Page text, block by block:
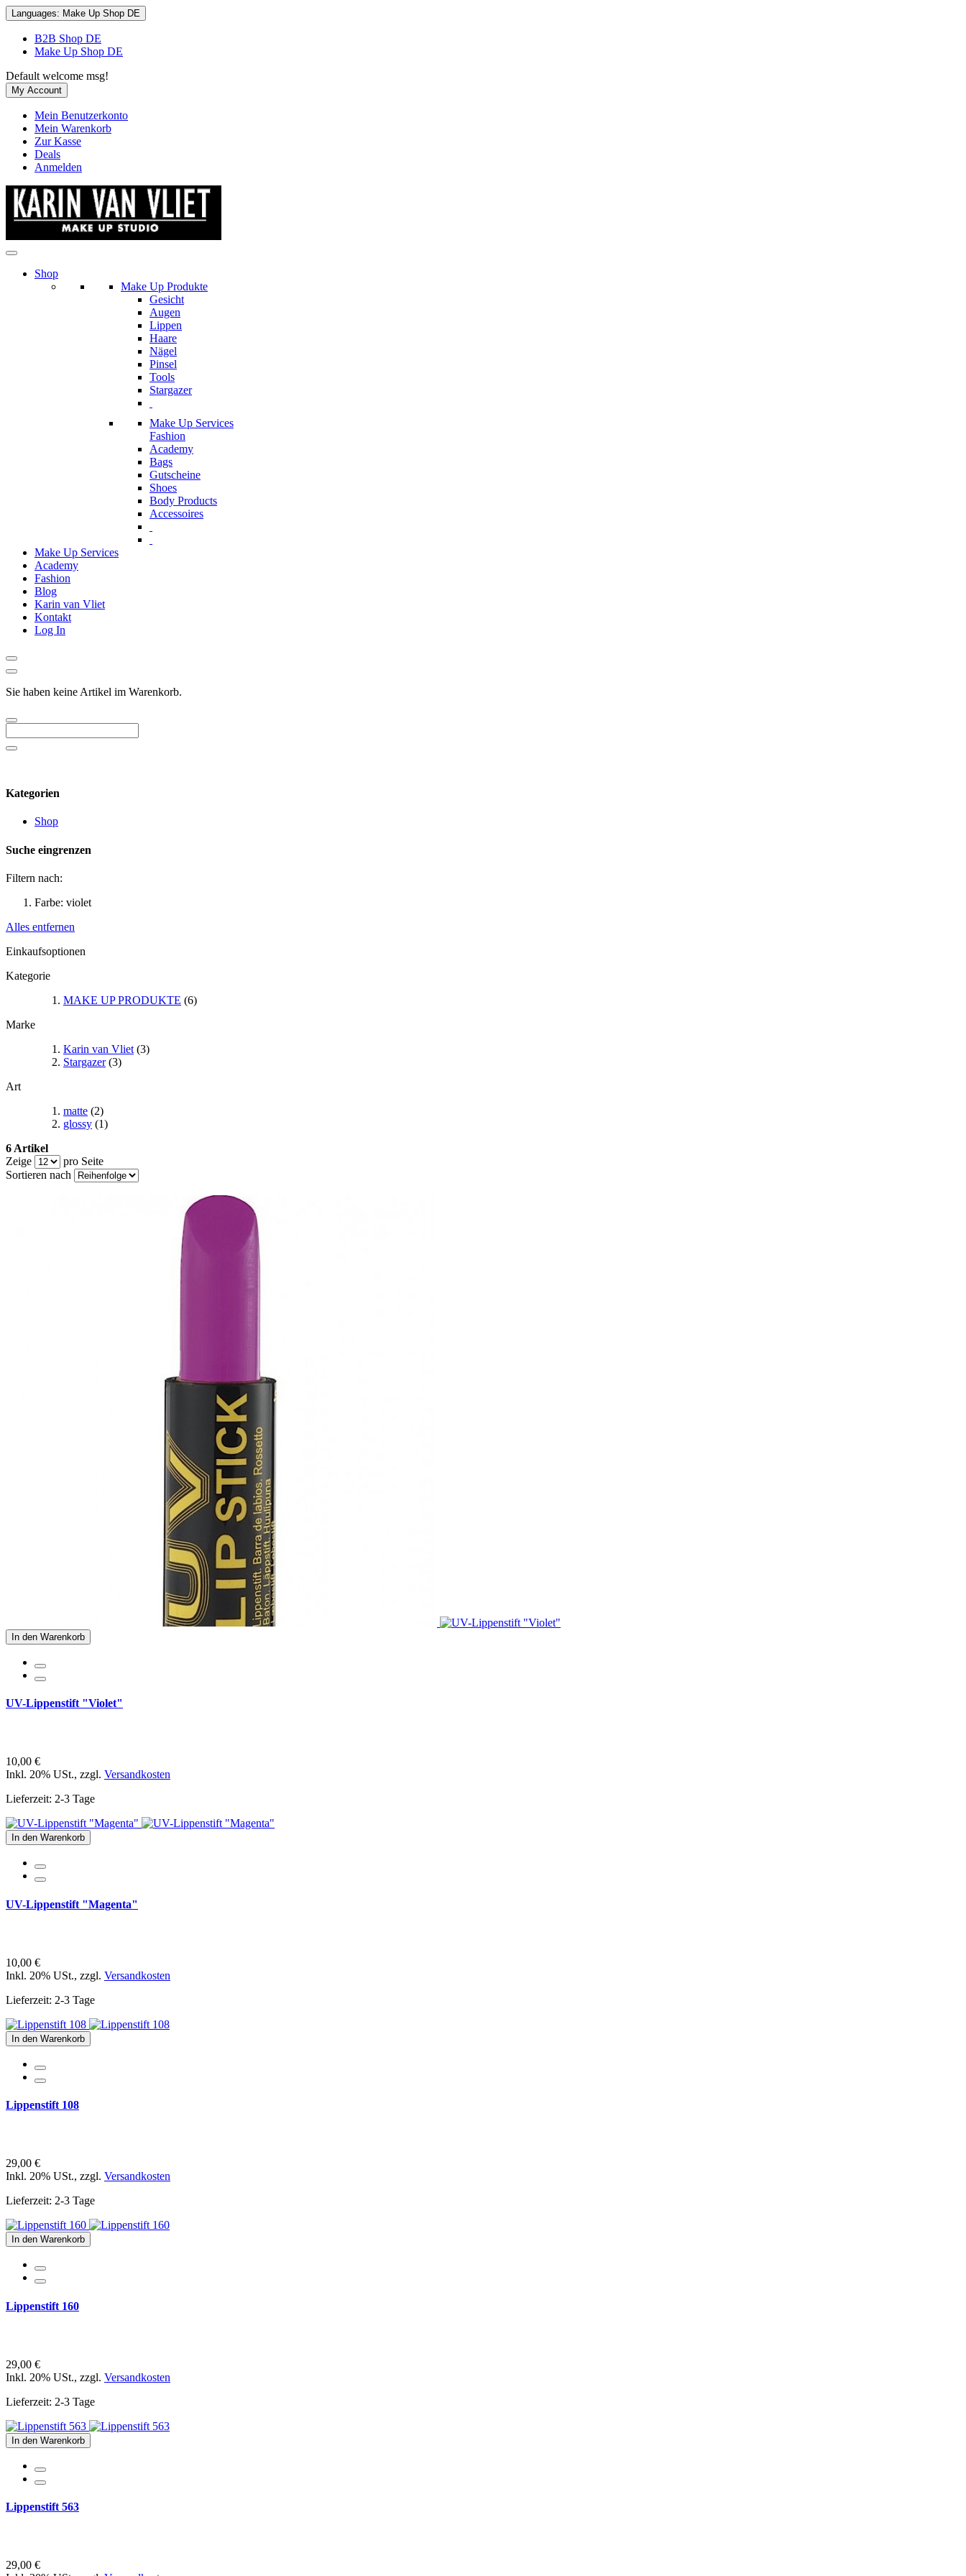
Languages: Make Up Shop DE
B2B Shop DE
Make Up Shop DE
Default welcome msg!
My Account
Mein Benutzerkonto
Mein Warenkorb
Zur Kasse
Deals
Anmelden
Shop
Make Up Produkte
Gesicht
Augen
Lippen
Haare
Nägel
Pinsel
Tools
Stargazer
Make Up Services
Fashion
Academy
Bags
Gutscheine
Shoes
Body Products
Accessoires
Make Up Services
Academy
Fashion
Blog
Karin van Vliet
Kontakt
Log In
Sie haben keine Artikel im Warenkorb.
Kategorien
Shop
Suche eingrenzen
Filtern nach:
Farbe: violet
Alles entfernen
Einkaufsoptionen
Kategorie
MAKE UP PRODUKTE (6)
Marke
Karin van Vliet (3)
Stargazer(3)
Art
matte (2)
glossy (1)
6 Artikel
Zeige
pro Seite
Sortieren nach
In den Warenkorb
UV-Lippenstift "Violet"
10,00 €
Inkl. 20% USt., zzgl. Versandkosten
Lieferzeit: 2-3 Tage
In den Warenkorb
UV-Lippenstift "Magenta"
10,00 €
Inkl. 20% USt., zzgl. Versandkosten
Lieferzeit: 2-3 Tage
In den Warenkorb
Lippenstift 108
29,00 €
Inkl. 20% USt., zzgl. Versandkosten
Lieferzeit: 2-3 Tage
In den Warenkorb
Lippenstift 160
29,00 €
Inkl. 20% USt., zzgl. Versandkosten
Lieferzeit: 2-3 Tage
In den Warenkorb
Lippenstift 563
29,00 €